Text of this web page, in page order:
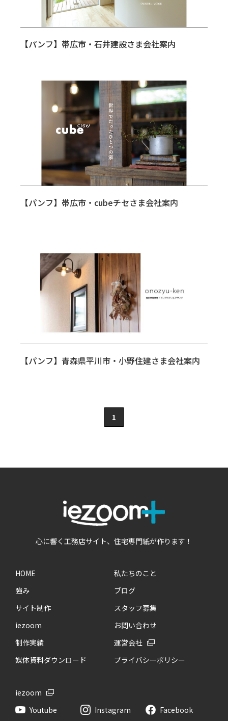
【パンフ】帯広市・石井建設さま会社案内
【パンフ】帯広市・cubeチセさま会社案内
【パンフ】青森県平川市・小野住建さま会社案内
1
心に響く工務店サイト、住宅専門紙が作ります！
HOME
強み
サイト制作
iezoom
制作実績
媒体資料ダウンロード
私たちのこと
ブログ
スタッフ募集
お問い合わせ
運営会社
プライバシーポリシー
iezoom
Youtube
Instagram Facebook